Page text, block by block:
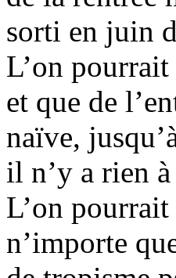
sorti en juin
L’on
et que de
naïve,
il n’y a rien à
L’on
n’importe